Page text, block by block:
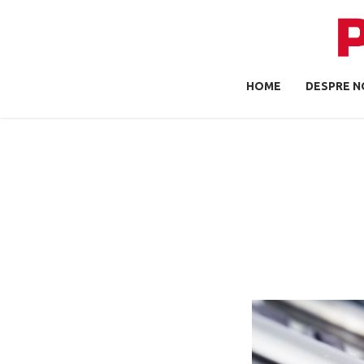
HOME DESPRE